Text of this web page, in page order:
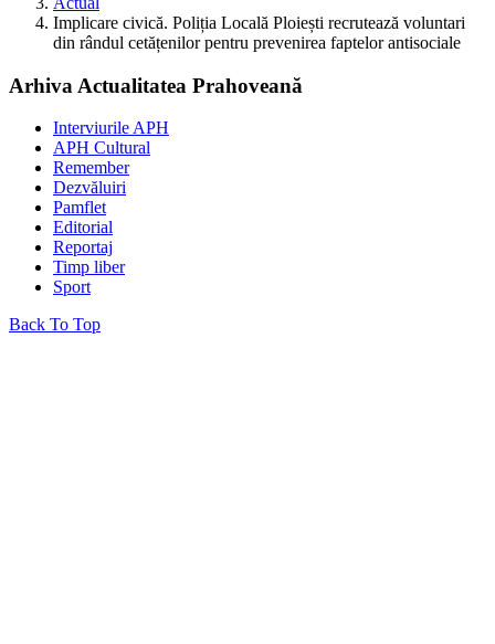
Implicare civică. Poliția Locală Ploiești recrutează voluntari
din rândul cetățenilor pentru prevenirea faptelor antisociale
Arhiva Actualitatea Prahoveană
Interviurile APH
APH Cultural
Remember
Dezvăluiri
Pamflet
Editorial
Reportaj
Timp liber
Sport
Back To Top